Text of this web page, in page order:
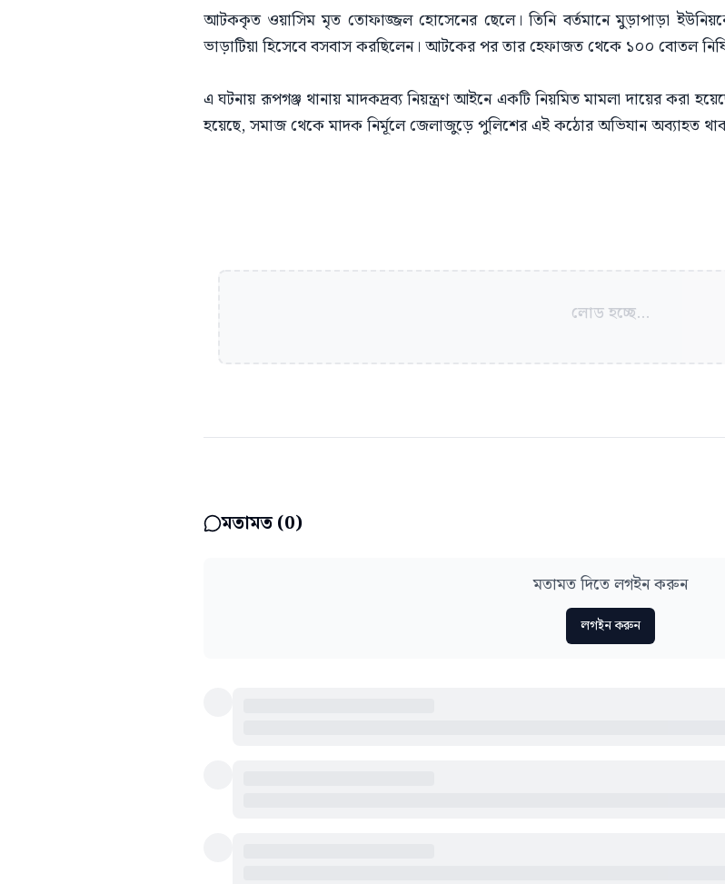
আটককৃত ওয়াসিম মৃত তোফাজ্জল হোসেনের ছেলে। তিনি বর্তমানে মুড়াপাড়া
ভাড়াটিয়া হিসেবে বসবাস করছিলেন। আটকের পর তার হেফাজত থেকে ১০০ বোতল
এ ঘটনায় রূপগঞ্জ থানায় মাদকদ্রব্য নিয়ন্ত্রণ আইনে একটি নিয়মিত মামলা দায়ের করা
হয়েছে, সমাজ থেকে মাদক নির্মূলে জেলাজুড়ে পুলিশের এই কঠোর অভিযান অব্যাহত
লোড হচ্ছে...
মতামত (0)
মতামত দিতে লগইন করুন
লগইন করুন